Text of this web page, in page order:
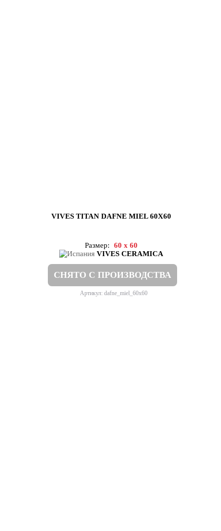
VIVES TITAN DAFNE MIEL 60X60
Размер:
60 x 60
VIVES CERAMICA
СНЯТО С ПРОИЗВОДСТВА
Артикул: dafne_miel_60x60